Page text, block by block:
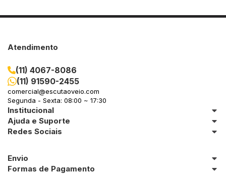
Atendimento
(11) 4067-8086
(11) 91590-2455
comercial@escutaoveio.com
Segunda - Sexta: 08:00 ~ 17:30
Institucional
Ajuda e Suporte
Redes Sociais
Envio
Formas de Pagamento